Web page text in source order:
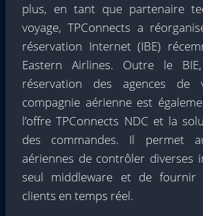
plus, en tant que partenaire
voyage, TPConnects a
réservation Internet (IBE)
Eastern Airlines. Outre le
réservation des agences de
compagnie aérienne est
l’offre TPConnects NDC et la
des commandes. Il permet
aériennes de contrôler diverses
seul middleware et de fournir
clients en temps réel.